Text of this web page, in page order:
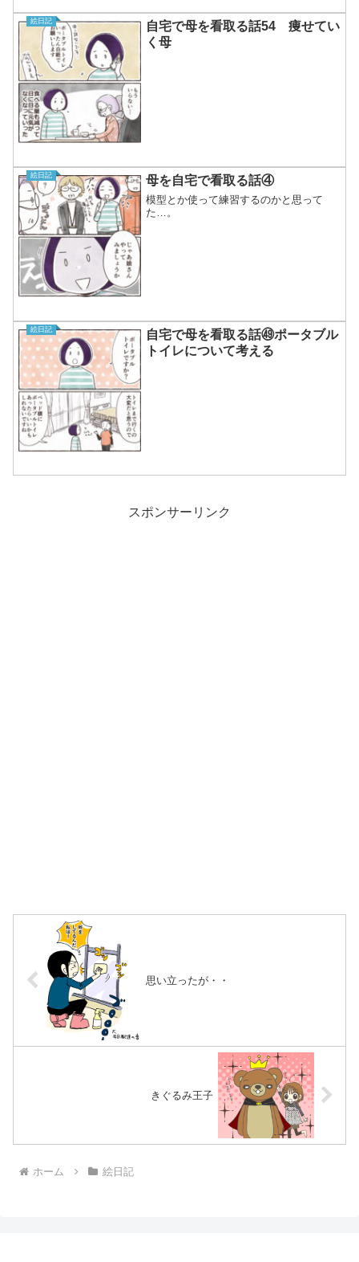
絵日記
自宅で母を看取る話54 痩せてい
く母
絵日記 母を自宅で看取る話④
模型とか使って練習するのかと思って
た…。
絵日記
自宅で母を看取る話㊾ポータブル
トイレについて考える
スポンサーリンク
思い立ったが・・
きぐるみ王子
ホーム 絵日記